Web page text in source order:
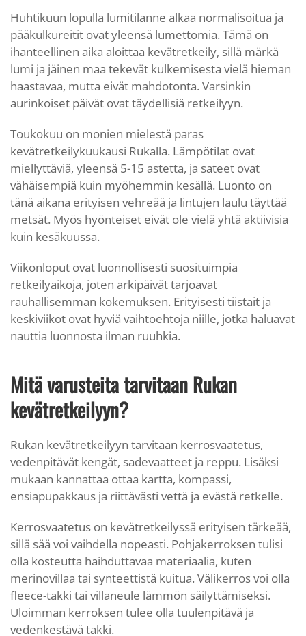
Huhtikuun lopulla lumitilanne alkaa normalisoitua ja
pääkulkureitit ovat yleensä lumettomia. Tämä on
ihanteellinen aika aloittaa kevätretkeily, sillä märkä
lumi ja jäinen maa tekevät kulkemisesta vielä hieman
haastavaa, mutta eivät mahdotonta. Varsinkin
aurinkoiset päivät ovat täydellisiä retkeilyyn.
Toukokuu on monien mielestä paras
kevätretkeilykuukausi Rukalla. Lämpötilat ovat
miellyttäviä, yleensä 5-15 astetta, ja sateet ovat
vähäisempiä kuin myöhemmin kesällä. Luonto on
tänä aikana erityisen vehreää ja lintujen laulu täyttää
metsät. Myös hyönteiset eivät ole vielä yhtä aktiivisia
kuin kesäkuussa.
Viikonloput ovat luonnollisesti suosituimpia
retkeilyaikoja, joten arkipäivät tarjoavat
rauhallisemman kokemuksen. Erityisesti tiistait ja
keskiviikot ovat hyviä vaihtoehtoja niille, jotka haluavat
nauttia luonnosta ilman ruuhkia.
Mitä varusteita tarvitaan Rukan
kevätretkeilyyn?
Rukan kevätretkeilyyn tarvitaan kerrosvaatetus,
vedenpitävät kengät, sadevaatteet ja reppu. Lisäksi
mukaan kannattaa ottaa kartta, kompassi,
ensiapupakkaus ja riittävästi vettä ja evästä retkelle.
Kerrosvaatetus on kevätretkeilyssä erityisen tärkeää,
sillä sää voi vaihdella nopeasti. Pohjakerroksen tulisi
olla kosteutta haihduttavaa materiaalia, kuten
merinovillaa tai synteettistä kuitua. Välikerros voi olla
fleece-takki tai villaneule lämmön säilyttämiseksi.
Uloimman kerroksen tulee olla tuulenpitävä ja
vedenkestävä takki.